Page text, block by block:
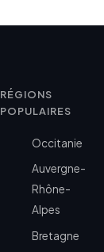
RÉGIONS
POPULAIRES
Occitanie
Auvergne-
Rhône-
Alpes
Bretagne